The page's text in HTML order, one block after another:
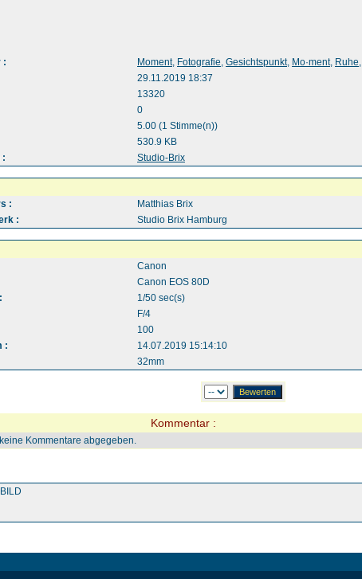
: Moment, Fotografie, Gesichtspunkt, Mo·ment, Ruhe,
29.11.2019 18:37
13320
0
5.00 (1 Stimme(n))
530.9 KB
:
Studio-Brix
:
Matthias Brix
:
Studio Brix Hamburg
Canon
Canon EOS 80D
1/50 sec(s)
F/4
100
:
14.07.2019 15:14:10
32mm
Kommentar :
Kommentare abgegeben.